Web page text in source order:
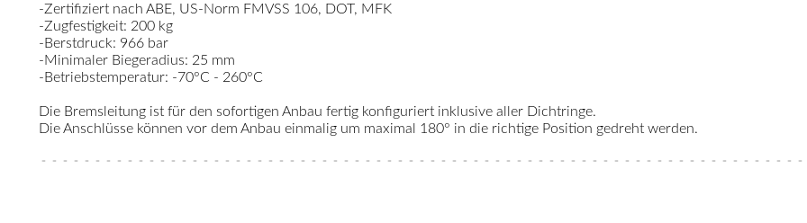
-Zertifiziert nach ABE, US-Norm FMVSS 106, DOT, MFK
-Zugfestigkeit: 200 kg
-Berstdruck: 966 bar
-Minimaler Biegeradius: 25 mm
-Betriebstemperatur: -70°C - 260°C
Die Bremsleitung ist für den sofortigen Anbau fertig konfiguriert inklusive aller Dichtringe.
Die Anschlüsse können vor dem Anbau einmalig um maximal 180° in die richtige Position gedreht werden.